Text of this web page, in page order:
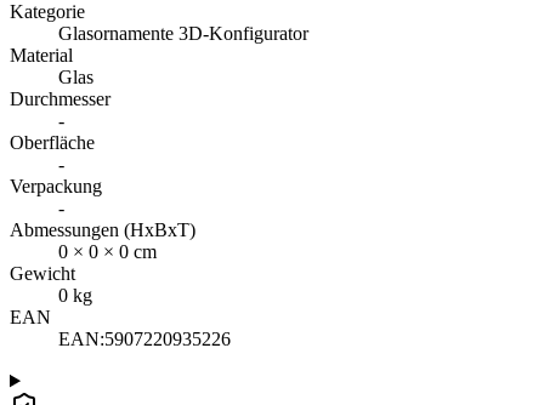
Kategorie
Glasornamente 3D-Konfigurator
Material
Glas
Durchmesser
-
Oberfläche
-
Verpackung
-
Abmessungen (HxBxT)
0 × 0 × 0 cm
Gewicht
0 kg
EAN
EAN:5907220935226